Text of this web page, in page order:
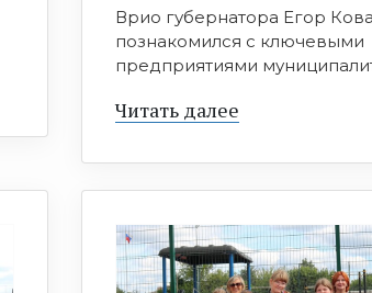
Врио губернатора Егор
познакомился с ключевыми
предприятиями
Читать далее